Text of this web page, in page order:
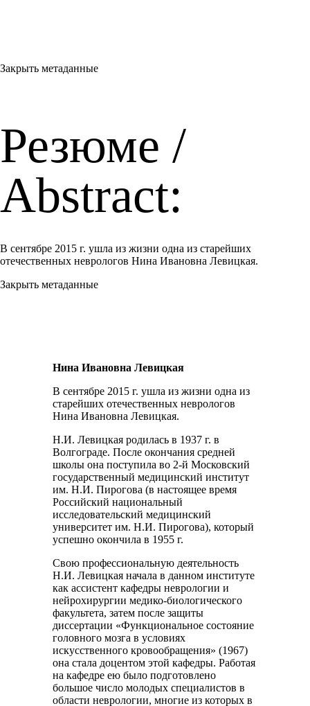
Закрыть метаданные
Резюме /
Abstract:
В сентябре 2015 г. ушла из жизни одна из старейших
отечественных неврологов Нина Ивановна Левицкая.
Закрыть метаданные
Нина Ивановна Левицкая
В сентябре 2015 г. ушла из жизни одна из
старейших отечественных неврологов
Нина Ивановна Левицкая.
Н.И. Левицкая родилась в 1937 г. в
Волгограде. После окончания средней
школы она поступила во 2-й Московский
государственный медицинский институт
им. Н.И. Пирогова (в настоящее время
Российский национальный
исследовательский медицинский
университет им. Н.И. Пирогова), который
успешно окончила в 1955 г.
Свою профессиональную деятельность
Н.И. Левицкая начала в данном институте
как ассистент кафедры неврологии и
нейрохирургии медико-биологического
факультета, затем после защиты
диссертации «Функциональное состояние
головного мозга в условиях
искусственного кровообращения» (1967)
она стала доцентом этой кафедры. Работая
на кафедре ею было подготовлено
большое число молодых специалистов в
области неврологии, многие из которых в